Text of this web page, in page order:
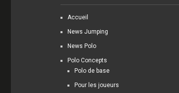
Accueil
News Jumping
News Polo
Polo Concepts
Polo de base
Pour les joueurs